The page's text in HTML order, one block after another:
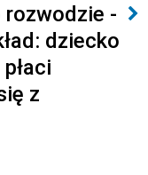
rozwodzie -
dziecko
z